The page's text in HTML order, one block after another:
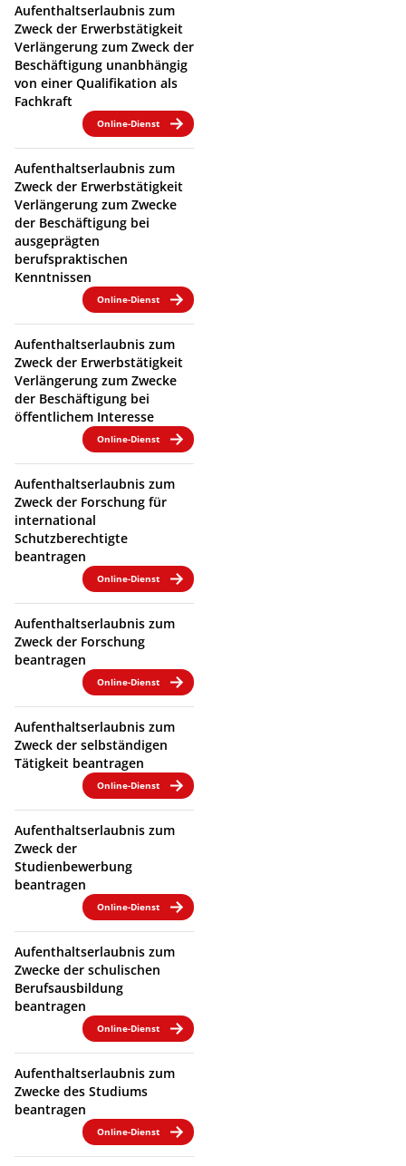
Aufenthaltserlaubnis zum
Zweck der Erwerbstätigkeit
Verlängerung zum Zweck der
Beschäftigung unanbhängig
von einer Qualifikation als
Fachkraft
Online-Dienst
Aufenthaltserlaubnis zum
Zweck der Erwerbstätigkeit
Verlängerung zum Zwecke
der Beschäftigung bei
ausgeprägten
berufspraktischen
Kenntnissen
Online-Dienst
Aufenthaltserlaubnis zum
Zweck der Erwerbstätigkeit
Verlängerung zum Zwecke
der Beschäftigung bei
öffentlichem Interesse
Online-Dienst
Aufenthaltserlaubnis zum
Zweck der Forschung für
international
Schutzberechtigte
beantragen
Online-Dienst
Aufenthaltserlaubnis zum
Zweck der Forschung
beantragen
Online-Dienst
Aufenthaltserlaubnis zum
Zweck der selbständigen
Tätigkeit beantragen
Online-Dienst
Aufenthaltserlaubnis zum
Zweck der
Studienbewerbung
beantragen
Online-Dienst
Aufenthaltserlaubnis zum
Zwecke der schulischen
Berufsausbildung
beantragen
Online-Dienst
Aufenthaltserlaubnis zum
Zwecke des Studiums
beantragen
Online-Dienst